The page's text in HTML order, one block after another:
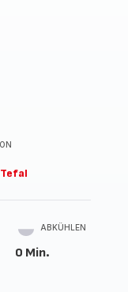
Tefal
ABKÜHLEN
0 Min.